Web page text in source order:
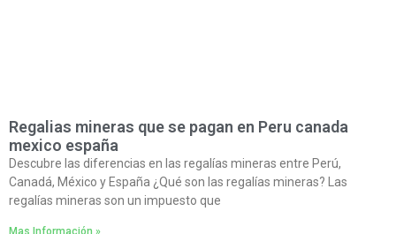
Regalias mineras que se pagan en Peru canada
mexico españa
Descubre las diferencias en las regalías mineras entre Perú,
Canadá, México y España ¿Qué son las regalías mineras? Las
regalías mineras son un impuesto que
Mas Información »